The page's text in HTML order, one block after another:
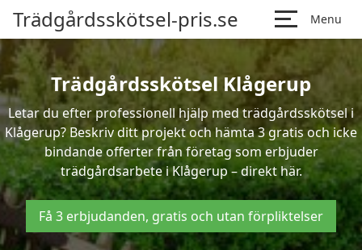
Trädgårdsskötsel-pris.se Menu
Trädgårdsskötsel Klågerup
Letar du efter professionell hjälp med trädgårdsskötsel i
Klågerup? Beskriv ditt projekt och hämta 3 gratis och icke
bindande offerter från företag som erbjuder
trädgårdsarbete i Klågerup – direkt här.
Få 3 erbjudanden, gratis och utan förpliktelser